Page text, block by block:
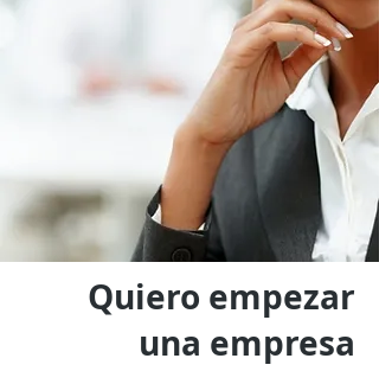
Quiero empezar
una empresa